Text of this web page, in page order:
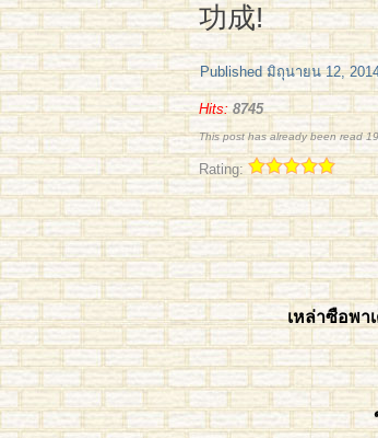
功成!
Published มิถุนายน 12,
Hits: 8745
This post has already been read
Rating:
เหล่าซือพา